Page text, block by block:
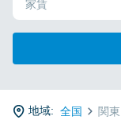
家賃
地域: 全国 関東